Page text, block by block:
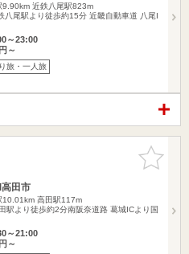
9.90km 近鉄八尾駅823m
八尾駅より徒歩約15分 近畿自動車道 八尾I
～23:00
～
旅・一人旅
お気に入
りに追加
田市
10.01km 高田駅117m
駅より徒歩約2分南阪奈道路 葛城ICより国
～21:00
～